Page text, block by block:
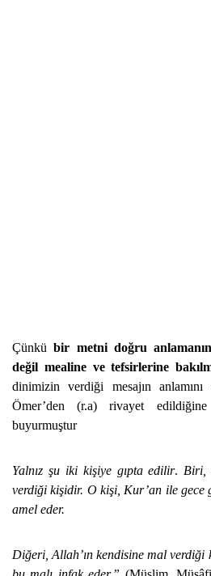
Çünkübir metni doğru
değil mealine ve tefsirlerine
dinimizin verdiği mesajın
Ömer’den (r.a) rivayet
buyurmuştur
Yalnız şu iki kişiye gıpta edilir. Biri,
verdiği kişidir. O kişi, Kur’an ile gece
amel eder.
Diğeri, Allah’ın kendisine mal verdiği